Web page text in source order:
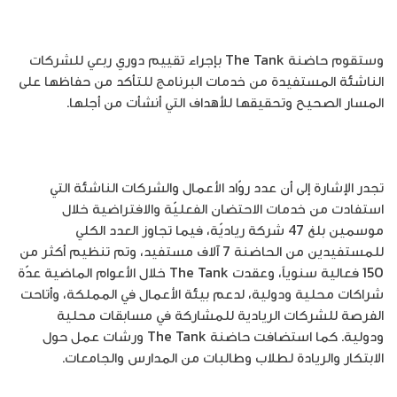
وستقوم حاضنة The Tank بإجراء تقييم دوري ربعي للشركات
الناشئة المستفيدة من خدمات البرنامج للتأكد من حفاظها على
المسار الصحيح وتحقيقها للأهداف التي أنشأت من أجلها.
تجدر الإشارة إلى أن عدد روّاد الأعمال والشركات الناشئة التي
استفادت من خدمات الاحتضان الفعليّة والافتراضية خلال
موسمين بلغ 47 شركة رياديّة، فيما تجاوز العدد الكلي
للمستفيدين من الحاضنة 7 آلاف مستفيد، وتم تنظيم أكثر من
150 فعالية سنوياً، وعقدت The Tank خلال الأعوام الماضية عدّة
شراكات محلية ودولية، لدعم بيئة الأعمال في المملكة، وأتاحت
الفرصة للشركات الريادية للمشاركة في مسابقات محلية
ودولية. كما استضافت حاضنة The Tank ورشات عمل حول
الابتكار والريادة لـطلاب وطالبات من المدارس والجامعات.